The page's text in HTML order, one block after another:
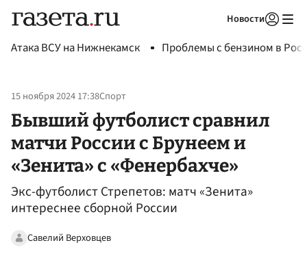
Новости
Атака ВСУ на Нижнекамск Проблемы с бензином в
15 ноября 2024 17:38Спорт
Бывший футболист сравнил
матчи России с Брунеем и
«Зенита» с «Фенербахче»
Экс-футболист Стрепетов: матч «Зенита»
интереснее сборной России
Савелий Верховцев